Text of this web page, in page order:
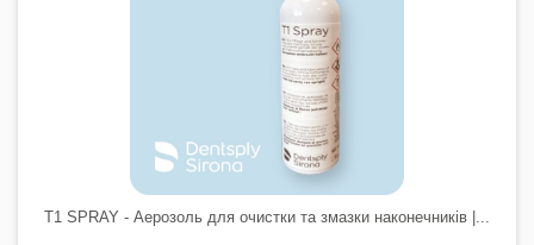
T1 SPRAY - Аерозоль для очистки та змазки наконечників |...